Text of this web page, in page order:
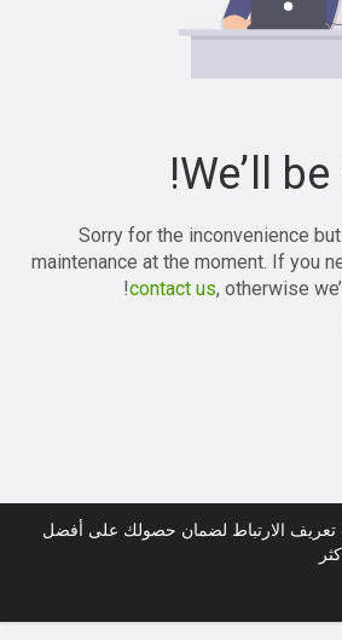
الارتباط لضمان حصولك على أفضل
We’ll
Sorry for the inconvenience
maintenance at the moment. If you
contact us, otherwise